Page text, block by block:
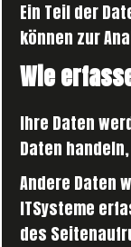
Ein Teil der
können zur
Wie
Ihre Daten
Daten
Andere Daten
ITSysteme
des